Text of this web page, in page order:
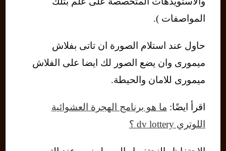
المواصفات ).
حاول عند استلام الصورة ان تاتى بفلاش
ميمورى وان يضع الصور لك ايضا على الفلاش
ميمورى للامان والحيطة.
اقرأ ايضًا: ما هو برنامج الهجرة العشوائية
اللوتري dv lottery ؟